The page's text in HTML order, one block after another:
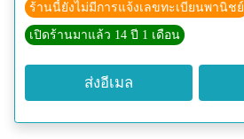
ร้านนี้ยังไม่มีการแจ้งเลขทะเบียนพานิชย์
เปิดร้านมาแล้ว 14 ปี 1 เดือน
ส่งอีเมล